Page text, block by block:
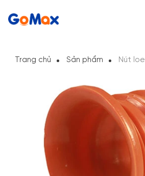
Trang chủ Sản phẩm Nút loe